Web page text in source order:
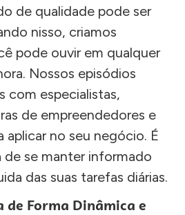
de qualidade pode ser
nisso, criamos
pode ouvir em qualquer
Nossos episódios
com especialistas,
de empreendedores e
aplicar no seu negócio. É
de se manter informado
das suas tarefas diárias.
Forma Dinâmica e